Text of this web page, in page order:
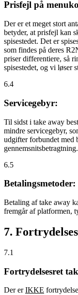
Prisfejl på
Der er et meget stort
betyder, at prisfejl kan
spisestedet. Det er
som findes på deres
priser differentiere, så
spisestedet, og vi løser
6.4
Servicegebyr:
Til sidst i take away
mindre servicegebyr,
udgifter forbundet med
gennemsnitsbetragtning.
6.5
Betalingsmetoder:
Betaling af take away
fremgår af platformen,
7.
7.1
Fortrydelsesret
Der erIKKE